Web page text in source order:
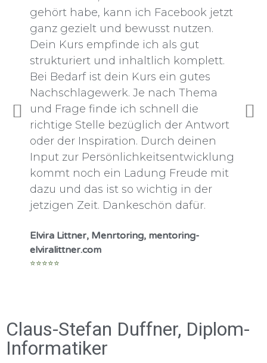
gehört habe, kann ich Facebook jetzt
ganz gezielt und bewusst nutzen.
Dein Kurs empfinde ich als gut
strukturiert und inhaltlich komplett.
Bei Bedarf ist dein Kurs ein gutes
Nachschlagewerk. Je nach Thema
und Frage finde ich schnell die
richtige Stelle bezüglich der Antwort
oder der Inspiration. Durch deinen
Input zur Persönlichkeitsentwicklung
kommt noch ein Ladung Freude mit
dazu und das ist so wichtig in der
jetzigen Zeit. Dankeschön dafür.
Elvira Littner, Menrtoring, mentoring-
elviralittner.com
⭐️⭐️⭐️⭐️⭐️
Claus-Stefan Duffner, Diplom-
Informatiker